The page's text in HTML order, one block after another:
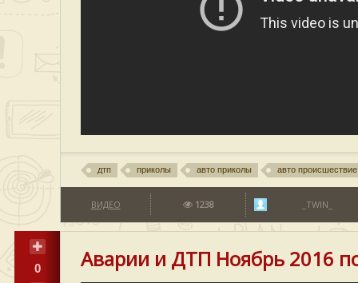
дтп приколы авто приколы авто происшествие
ВИДЕО 1238 _TWIN_
0 Аварии и ДТП Ноябрь 2016